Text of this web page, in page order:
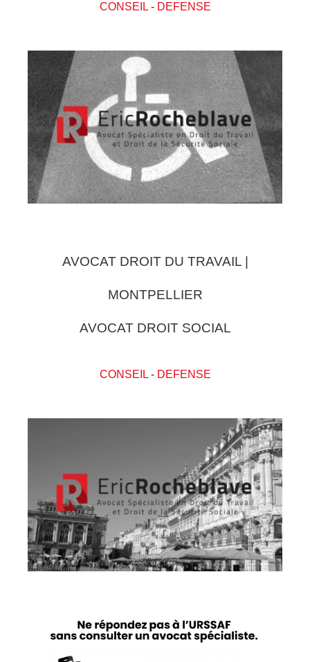
CONSEIL- DEFENSE
AVOCAT DROIT DU TRAVAIL |
MONTPELLIER
AVOCAT DROIT SOCIAL
CONSEIL- DEFENSE